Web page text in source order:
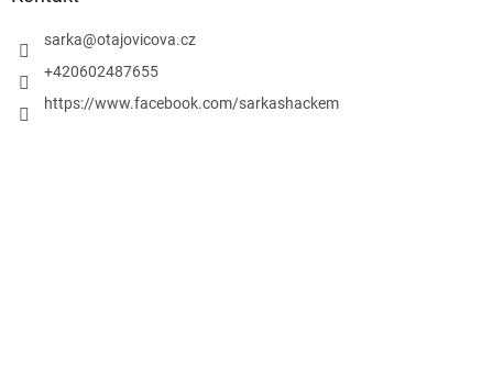
sarka@otajovicova.cz
+420602487655
https://www.facebook.com/sarkashackem